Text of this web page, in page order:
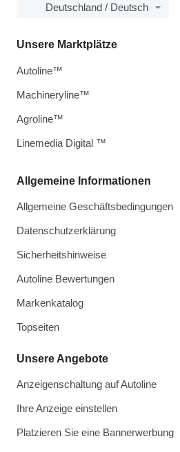
Deutschland / Deutsch
Allgemeine Informationen
Allgemeine Geschäftsbedingungen
Datenschutzerklärung
Sicherheitshinweise
Autoline Bewertungen
Markenkatalog
Topseiten
Unsere Angebote
Anzeigenschaltung auf Autoline
Ihre Anzeige einstellen
Platzieren Sie eine Bannerwerbung
Unsere Marktplätze
Autoline™
Machineryline™
Agroline™
Linemedia Digital ™